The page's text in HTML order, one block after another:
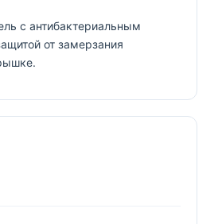
с антибактериальным
от замерзания